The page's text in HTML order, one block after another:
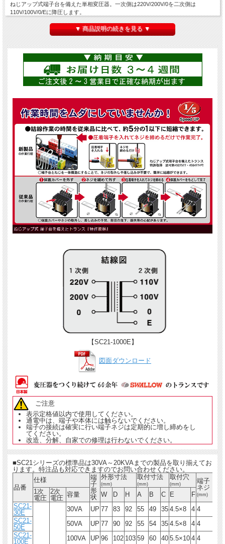
ねじアップ式端子台を備えた単相変圧器。一次側は220V/200V/0を二次側は
110V/100V/0/Eに降圧します。
SC21-1000Eの定格容量は1KVA(1000VA)。
特に工事業者様、盤業者様にご好評いただいております。
▼ 商品説明の続きを見る ▼
【SC21-1000E】
図面ダウンロード
ご注意
表示定格値以内で使用してください。
通電中は、端子や本体には触らないでください。
端子の接続は確実に行い端子ネジは定期的に増し締めをし
てください。
改造、分解、自家での修理は行わないでください。
■SC21シリーズの標準品は30VA～20KVAまでの製品を取り揃えてお
ります。特注品も対応できますのでお問い合わせください。
品番
仕様
端
子
形
状
外形寸法
(mm)
取付寸法
(mm)
取付穴
(mm)
端子
ネジ
(mm)
絶
縁
種
類
1次
電圧
2次
電圧 容量 W D H A B C E
F
SC21-
30E
30VA UP 77 83 92 55 49 35 4.5×8 4 4 A
SC21-
50E
50VA UP 77 90 92 55 54 35 4.5×8 4 4 A
SC21-
100E
100VA UP 96 102 103 59 60 40 5.5×10 4 4 E